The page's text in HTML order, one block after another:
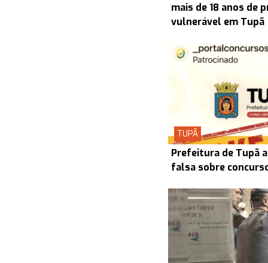
mais de 18 anos de
vulnerável em Tupã
TUPÃ
Prefeitura de Tupã
falsa sobre